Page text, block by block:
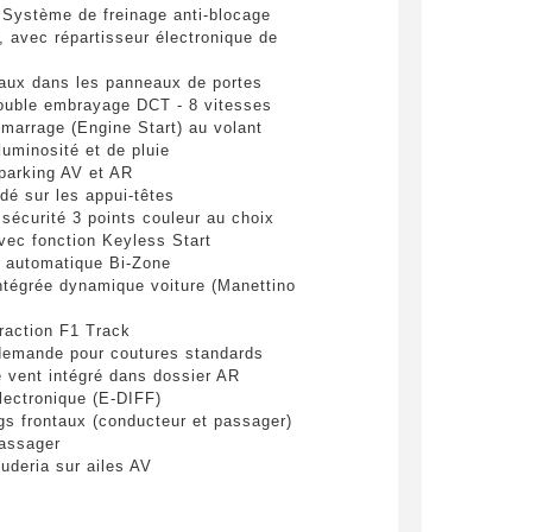
pulvinar
eget
de freinage anti-blocage
avec répartisseur électronique de
dans les panneaux de portes
embrayage DCT - 8 vitesses
(Engine Start) au volant
et de pluie
AV et AR
sur les appui-têtes
3 points couleur au choix
fonction Keyless Start
Bi-Zone
dynamique voiture (Manettino
F1 Track
pour coutures standards
vent intégré dans dossier AR
(E-DIFF)
frontaux (conducteur et passager)
sur ailes AV